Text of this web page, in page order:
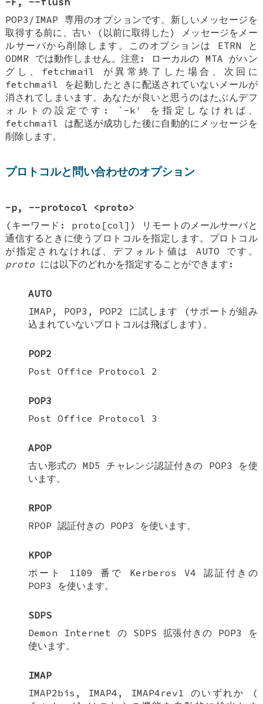
POP3/IMAP 専用のオプションです。新しいメッセージを
取得する前に、古い (以前に取得した) メッセージをメー
ルサーバから削除します。このオプションは ETRN と
ODMR では動作しません。注意: ローカルの MTA がハン
グし、fetchmail が異常終了した場合、次回に
fetchmail を起動したときに配送されていないメールが
消されてしまいます。あなたが良いと思うのはたぶんデフ
ォルトの設定です: `-k' を指定しなければ、
fetchmail は配送が成功した後に自動的にメッセージを
削除します。
プロトコルと問い合わせのオプション
-p, --protocol <proto>
(キーワード: proto[col]) リモートのメールサーバと
通信するときに使うプロトコルを指定します。プロトコル
が指定されなければ、デフォルト値は AUTO です。
proto には以下のどれかを指定することができます:
AUTO
IMAP, POP3, POP2 に試します (サポートが組み
込まれていないプロトコルは飛ばします)。
POP2
Post Office Protocol 2
POP3
Post Office Protocol 3
APOP
古い形式の MD5 チャレンジ認証付きの POP3 を使
います。
RPOP
RPOP 認証付きの POP3 を使います。
KPOP
ポート 1109 番で Kerberos V4 認証付きの
POP3 を使います。
SDPS
Demon Internet の SDPS 拡張付きの POP3 を
使います。
IMAP
IMAP2bis, IMAP4, IMAP4rev1 のいずれか (